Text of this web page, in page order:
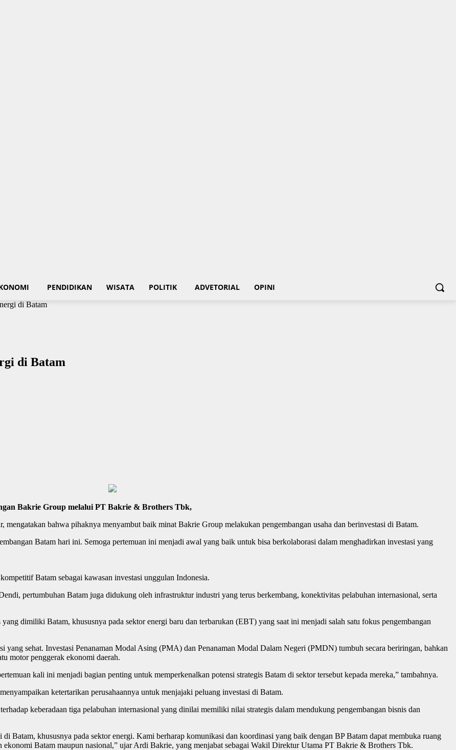
PENDIDIKAN WISATA POLITIK ADVETORIAL OPINI
di Batam
di Batam
Bakrie Group melalui PT Bakrie & Brothers Tbk,
bahwa pihaknya menyambut baik minat Bakrie Group melakukan pengembangan usaha dan berinvestasi di Batam.
Batam hari ini. Semoga pertemuan ini menjadi awal yang baik untuk bisa berkolaborasi dalam menghadirkan investasi yang
Batam sebagai kawasan investasi unggulan Indonesia.
pertumbuhan Batam juga didukung oleh infrastruktur industri yang terus berkembang, konektivitas pelabuhan internasional, serta
dimiliki Batam, khususnya pada sektor energi baru dan terbarukan (EBT) yang saat ini menjadi salah satu fokus pengembangan
yang sehat. Investasi Penanaman Modal Asing (PMA) dan Penanaman Modal Dalam Negeri (PMDN) tumbuh secara beriringan, bahkan
motor penggerak ekonomi daerah.
kali ini menjadi bagian penting untuk memperkenalkan potensi strategis Batam di sektor tersebut kepada mereka,” tambahnya.
ketertarikan perusahaannya untuk menjajaki peluang investasi di Batam.
keberadaan tiga pelabuhan internasional yang dinilai memiliki nilai strategis dalam mendukung pengembangan bisnis dan
Batam, khususnya pada sektor energi. Kami berharap komunikasi dan koordinasi yang baik dengan BP Batam dapat membuka ruang
Batam maupun nasional,” ujar Ardi Bakrie, yang menjabat sebagai Wakil Direktur Utama PT Bakrie & Brothers Tbk.